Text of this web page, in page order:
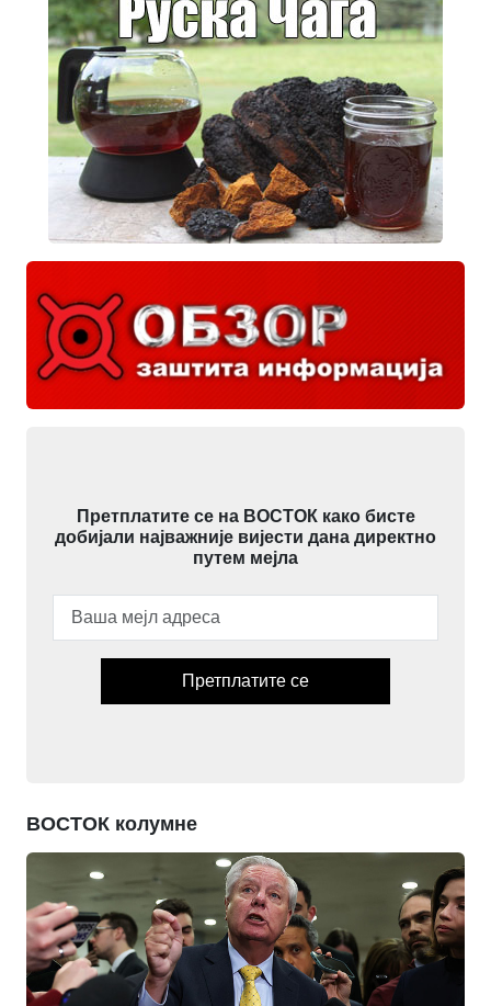
Претплатите се на ВОСТОК како бисте
добијали најважније вијести дана директно
путем мејла
Претплатите се
ВОСТОК колумне